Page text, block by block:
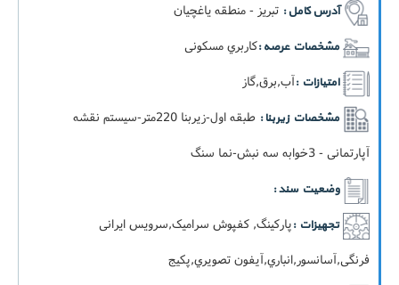
آدرس کامل : تبریز - منطقه یاغچیان
مشخصات عرصه :کاربري مسکونی
امتیازات :آب,برق,گاز
مشخصات زیربنا :
طبقه اول-زيربنا 220متر-سيستم نقشه
آپارتمانی - 3خوابه سه نبش-نما سنگ
وضعیت سند :
تجهیزات :پارکینگ, کفپوش سرامیک,سرویس ایرانی
فرنگی,آسانسور,انباري,آيفون تصويري,پکيج